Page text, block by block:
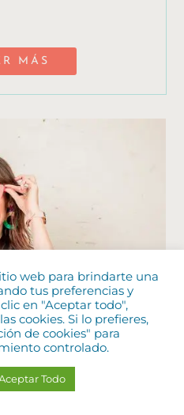
MÁS
web para brindarte una
tus preferencias y
en "Aceptar todo",
cookies. Si lo prefieres,
de cookies" para
controlado.
Todo